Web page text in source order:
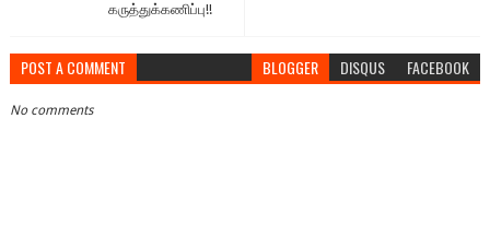
கருத்துக்கணிப்பு!!
POST A COMMENT BLOGGER DISQUS FACEBOOK
No comments